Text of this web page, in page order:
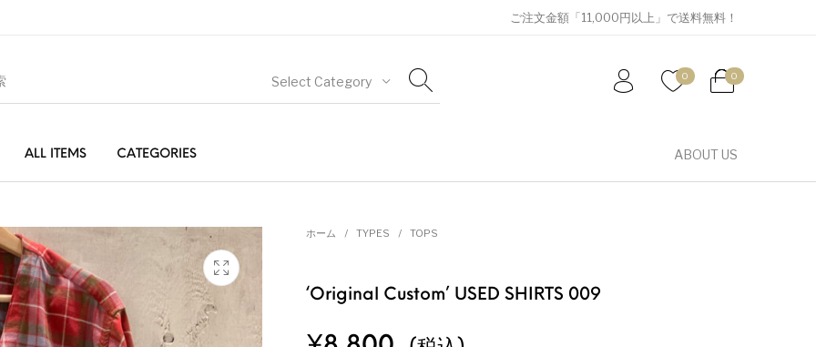
ご注文金額「11,000円以上」で送料無料！
Select Category 0 0
ALL ITEMS CATEGORIES ABOUT US
ホーム / TYPES / TOPS
‘Original Custom’ USED SHIRTS 009